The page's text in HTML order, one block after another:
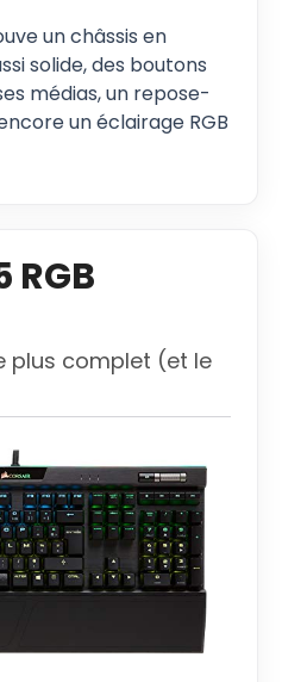
un châssis en
solide, des boutons
médias, un repose-
un éclairage RGB
RGB
plus complet (et le